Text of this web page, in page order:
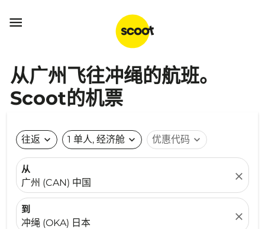

从广州飞往冲绳的航班。
Scoot的机票
往返 expand_more 1 单人, 经济舱 expand_more 优惠代码 expand_more
从
广州 (CAN) 中国
close
到
冲绳 (OKA) 日本
close